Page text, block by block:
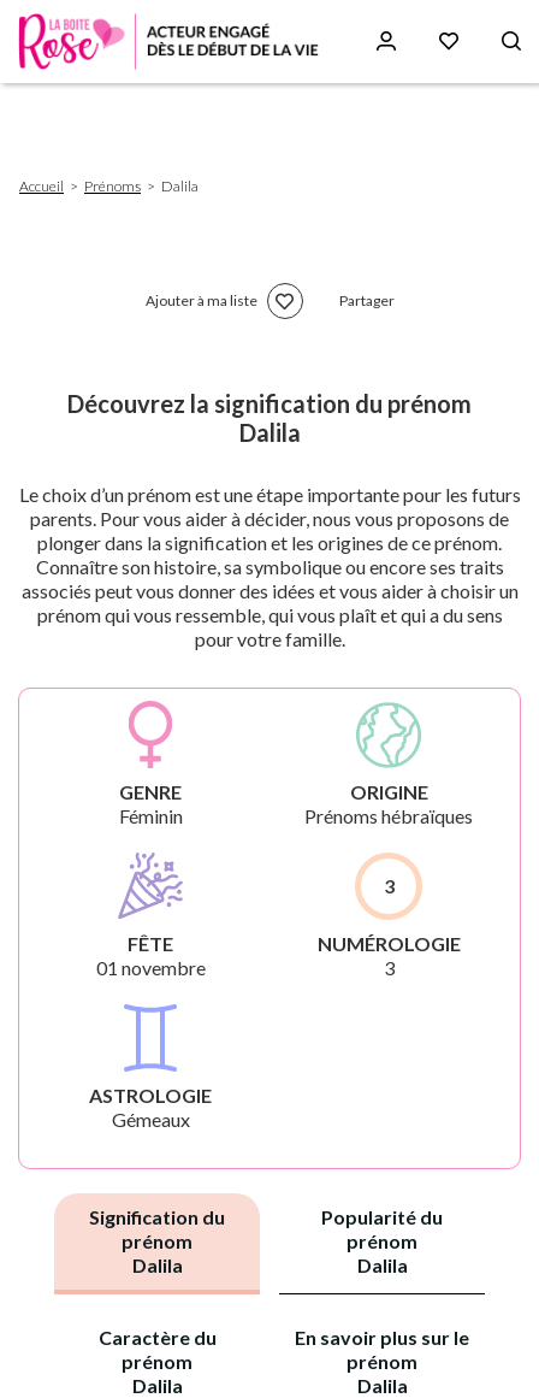
d'Ariane
Accueil Prénoms Dalila
Ajouter à ma liste Partager
Découvrez la signification du prénom
Dalila
Le choix d’un prénom est une étape importante pour les futurs
parents. Pour vous aider à décider, nous vous proposons de
plonger dans la signification et les origines de ce prénom.
Connaître son histoire, sa symbolique ou encore ses traits
associés peut vous donner des idées et vous aider à choisir un
prénom qui vous ressemble, qui vous plaît et qui a du sens
pour votre famille.
GENRE
Féminin
ORIGINE
Prénoms hébraïques
FÊTE
01 novembre
3
NUMÉROLOGIE
3
ASTROLOGIE
Gémeaux
Signification du
prénom
Dalila
Popularité du
prénom
Dalila
Caractère du
prénom
Dalila
En savoir plus sur le
prénom
Dalila